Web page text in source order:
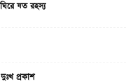
ঘিরে যত রহস্য
প্রকাশ